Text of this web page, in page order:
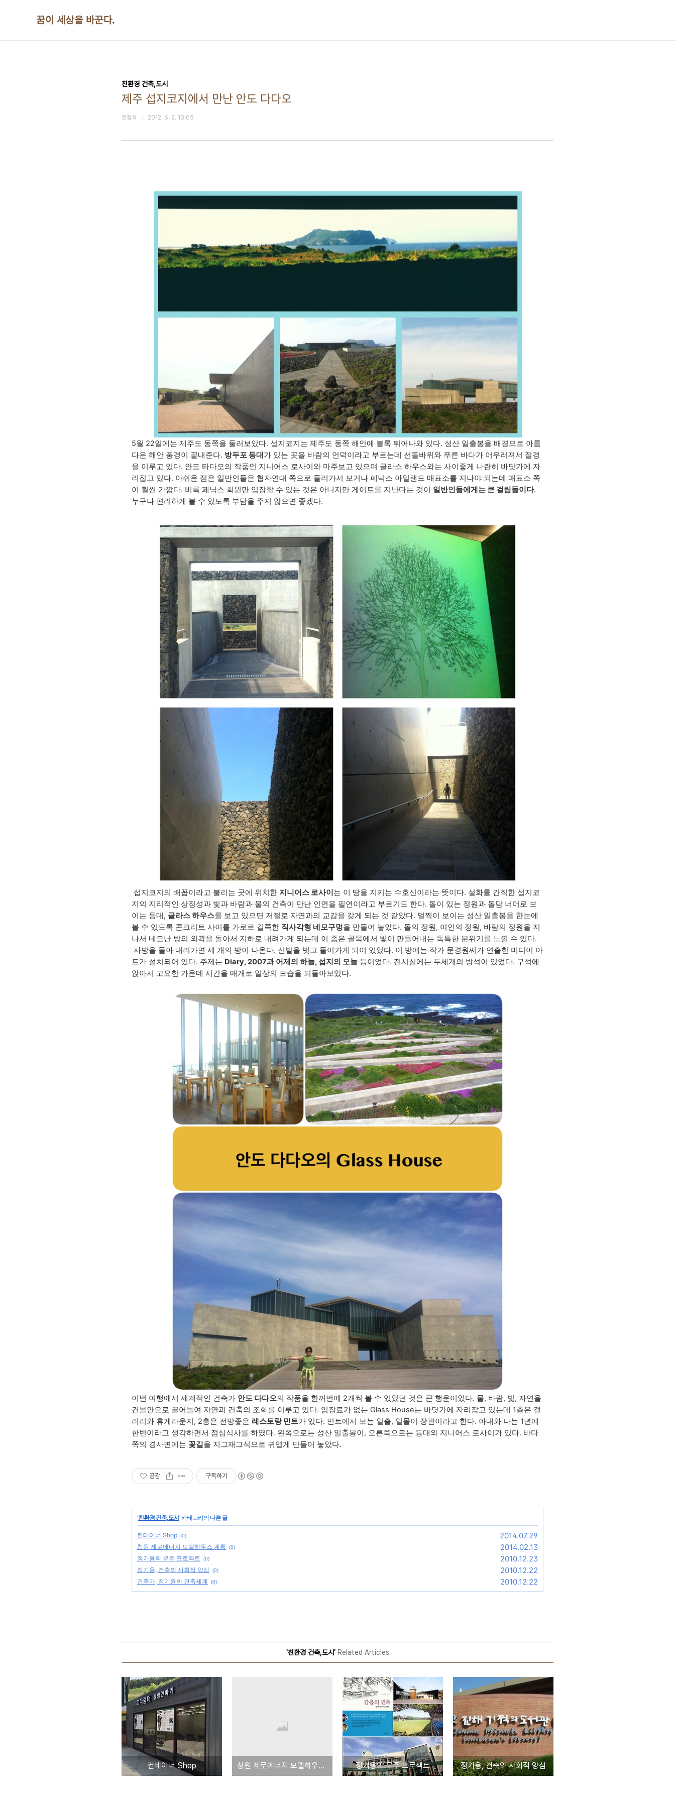
꿈이 세상을 바꾼다.
친환경 건축,도시
제주 섭지코지에서 만난 안도 다다오
전점석 2012. 6. 2. 13:05
5월 22일에는 제주도 동쪽을 둘러보았다. 섭지코지는 제주도 동쪽 해안에 볼록 튀어나와 있다. 성산 일출봉을 배경으로 아름
다운 해안 풍경이 끝내준다. 방두포 등대가 있는 곳을 바람의 언덕이라고 부르는데 선돌바위와 푸른 바다가 어우러져서 절경
을 이루고 있다. 안도 타다오의 작품인 지니어스 로사이와 마주보고 있으며 글라스 하우스와는 사이좋게 나란히 바닷가에 자
리잡고 있다. 아쉬운 점은 일반인들은 협자연대 쪽으로 둘러가서 보거나 페닉스 아일랜드 매표소를 지나야 되는데 매표소 쪽
이 훨씬 가깝다. 비록 페닉스 회원만 입장할 수 있는 것은 아니지만 게이트를 지난다는 것이 일반인들에게는 큰 걸림돌이다.
누구나 편리하게 볼 수 있도록 부담을 주지 않으면 좋겠다.
섭지코지의 배꼽이라고 불리는 곳에 위치한 지니어스 로사이는 이 땅을 지키는 수호신이라는 뜻이다. 설화를 간직한 섭지코
지의 지리적인 상징성과 빛과 바람과 물의 건축이 만난 인연을 필연이라고 부르기도 한다. 돌이 있는 정원과 돌담 너머로 보
이는 등대, 글라스 하우스를 보고 있으면 저절로 자연과의 교감을 갖게 되는 것 같았다. 멀찍이 보이는 성산 일출봉을 한눈에
볼 수 있도록 콘크리트 사이를 가로로 길쭉한 직사각형 네모구멍을 만들어 놓았다. 돌의 정원, 여인의 정원, 바람의 정원을 지
나서 네모난 방의 외곽을 돌아서 지하로 내려가게 되는데 이 좁은 골목에서 빛이 만들어내는 독특한 분위기를 느낄 수 있다.
사방을 돌아 내려가면 세 개의 방이 나온다. 신발을 벗고 들어가게 되어 있었다. 이 방에는 작가 문경원씨가 연출한 미디어 아
트가 설치되어 있다. 주제는 Diary, 2007과 어제의 하늘, 섭지의 오늘 등이었다. 전시실에는 두세개의 방석이 있었다. 구석에
앉아서 고요한 가운데 시간을 매개로 일상의 모습을 되돌아보았다.
이번 여행에서 세계적인 건축가 안도 다다오의 작품을 한꺼번에 2개씩 볼 수 있었던 것은 큰 행운이었다. 물, 바람, 빛, 자연을
건물안으로 끌어들여 자연과 건축의 조화를 이루고 있다. 입장료가 없는 Glass House는 바닷가에 자리잡고 있는데 1층은 갤
러리와 휴게라운지, 2층은 전망좋은 레스토랑 민트가 있다. 민트에서 보는 일출, 일몰이 장관이라고 한다. 아내와 나는 1년에
한번이라고 생각하면서 점심식사를 하였다. 왼쪽으로는 성산 일출봉이, 오른쪽으로는 등대와 지니어스 로사이가 있다. 바다
쪽의 경사면에는 꽃길을 지그재그식으로 귀엽게 만들어 놓았다.
공감 구독하기
'친환경 건축,도시' 카테고리의 다른 글
컨테이너 Shop (0) 2014.07.29
창원 제로에너지 모델하우스 계획 (0) 2014.02.13
정기용의 무주 프로젝트 (0) 2010.12.23
정기용, 건축의 사회적 양심 (0) 2010.12.22
건축가, 정기용의 건축세계 (0) 2010.12.22
'친환경 건축,도시'Related Articles
컨테이너 Shop 창원 제로에너지 모델하우스 계획 정기용의 무주 프로젝트 정기용, 건축의 사회적 양심